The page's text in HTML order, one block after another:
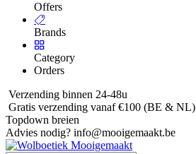
Offers
Brands
Category
Orders
Verzending binnen 24-48u
Gratis verzending vanaf €100 (BE & NL)
Topdown breien
Advies nodig? info@mooigemaakt.be